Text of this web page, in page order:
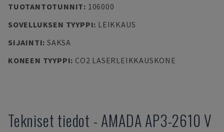
TUOTANTOTUNNIT: 106000
SOVELLUKSEN TYYPPI: LEIKKAUS
SIJAINTI: SAKSA
KONEEN TYYPPI: CO2 LASERLEIKKAUSKONE
Tekniset tiedot - AMADAAP3-2610 V